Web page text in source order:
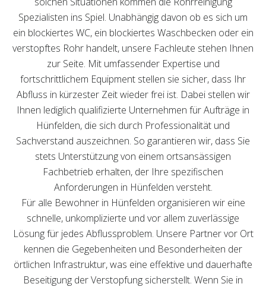
Spezialisten ins Spiel. Unabhängig davon ob es sich um
ein blockiertes WC, ein blockiertes Waschbecken oder ein
verstopftes Rohr handelt, unsere Fachleute stehen Ihnen
zur Seite. Mit umfassender Expertise und
fortschrittlichem Equipment stellen sie sicher, dass Ihr
Abfluss in kürzester Zeit wieder frei ist. Dabei stellen wir
Ihnen lediglich qualifizierte Unternehmen für Aufträge in
Hünfelden, die sich durch Professionalität und
Sachverstand auszeichnen. So garantieren wir, dass Sie
stets Unterstützung von einem ortsansässigen
Fachbetrieb erhalten, der Ihre spezifischen
Anforderungen in Hünfelden versteht.
Für alle Bewohner in Hünfelden organisieren wir eine
schnelle, unkomplizierte und vor allem zuverlässige
Lösung für jedes Abflussproblem. Unsere Partner vor Ort
kennen die Gegebenheiten und Besonderheiten der
örtlichen Infrastruktur, was eine effektive und dauerhafte
Beseitigung der Verstopfung sicherstellt. Wenn Sie in